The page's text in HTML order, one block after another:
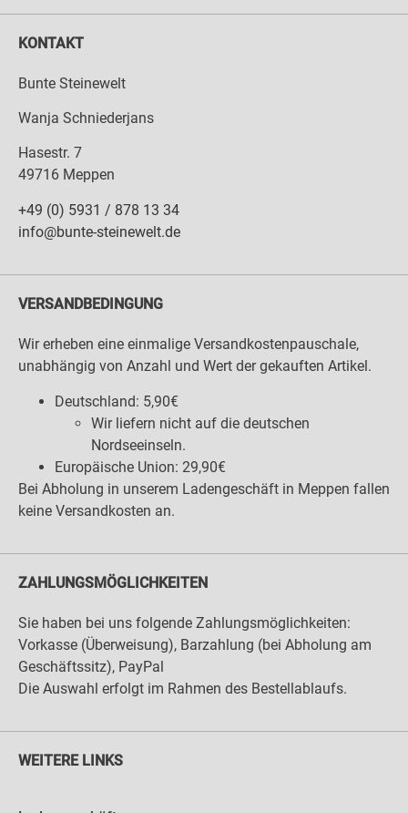
KONTAKT
Bunte Steinewelt
Wanja Schniederjans
Hasestr. 7
49716 Meppen
+49 (0) 5931 / 878 13 34
info@bunte-steinewelt.de
VERSANDBEDINGUNG
Wir erheben eine einmalige Versandkostenpauschale,
unabhängig von Anzahl und Wert der gekauften Artikel.
Deutschland: 5,90€
Wir liefern nicht auf die deutschen
Nordseeinseln.
Europäische Union: 29,90€
Bei Abholung in unserem Ladengeschäft in Meppen fallen
keine Versandkosten an.
ZAHLUNGSMÖGLICHKEITEN
Sie haben bei uns folgende Zahlungsmöglichkeiten:
Vorkasse (Überweisung), Barzahlung (bei Abholung am
Geschäftssitz), PayPal
Die Auswahl erfolgt im Rahmen des Bestellablaufs.
WEITERE LINKS